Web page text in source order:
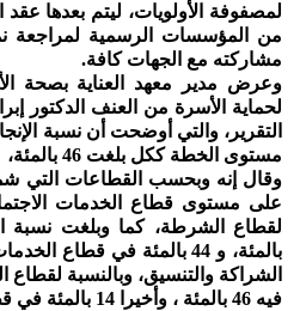
لمصفوفة الأولويات، ليتم بعدها
من المؤسسات الرسمية لمراجعة
مشاركته مع الجهات كافة.
وعرض مدير معهد العناية بصحة
لحماية الأسرة من العنف الدكتور
التقرير، والتي أوضحت أن نسبة
مستوى الخطة ككل بلغت 46 بالمئة،
وقال إنه وبحسب القطاعات التي
الشراكة والتنسيق، وبالنسبة لقطاع
فيه 46 بالمئة ، وأخيرا 14 بالمئة في قطاع التشريعات.